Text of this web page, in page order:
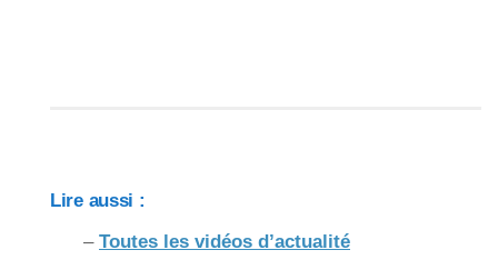
Lire aussi :
– Toutes les vidéos d’actualité